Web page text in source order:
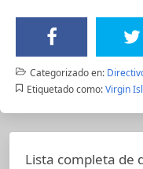
Categorizado en:
Etiquetado como: Virgin
Lista completa de